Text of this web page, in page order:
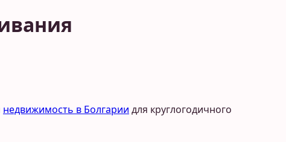
недвижимость в Болгарии для круглогодичного